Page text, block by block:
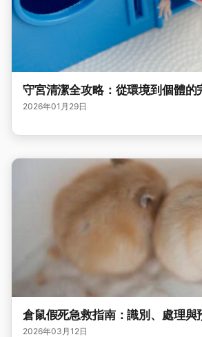
守宮清潔全攻略：從環境到個體的
2026年01月29日
倉鼠假死急救指南：識別、處理與
2026年03月12日